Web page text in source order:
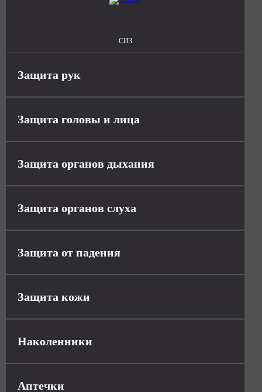
СИЗ
Защита рук
Защита головы и лица
Защита органов дыхания
Защита органов слуха
Защита от падения
Защита кожи
Наколенники
Аптечки